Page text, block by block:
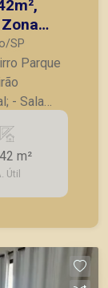
SP
Parque
-
A
clientes
vendas
nos
m²
Útil